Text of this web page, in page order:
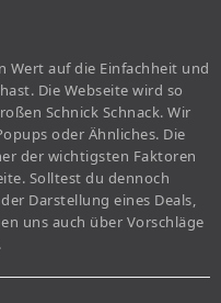
Wert auf die Einfachheit und
Die Webseite wird so
Schnick Schnack. Wir
oder Ähnliches. Die
der wichtigsten Faktoren
Solltest du dennoch
Darstellung eines Deals,
uns auch über Vorschläge